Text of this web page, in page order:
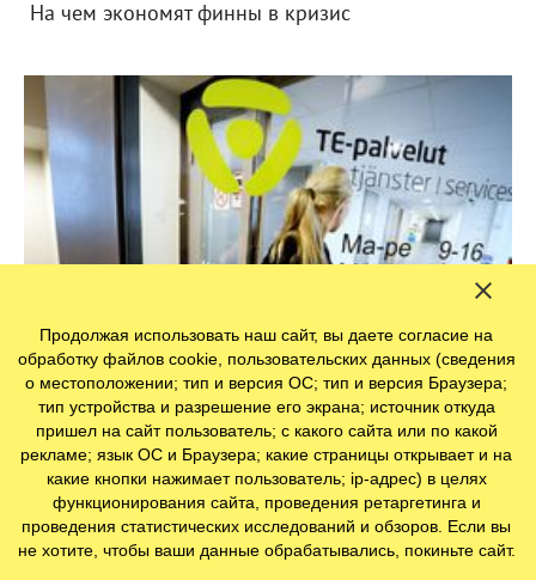
На чем экономят финны в кризис
Как в Финляндии поддерживают граждан в
условиях кризиса
Продолжая использовать наш сайт, вы даете согласие на
обработку файлов cookie, пользовательских данных (сведения
о местоположении; тип и версия ОС; тип и версия Браузера;
тип устройства и разрешение его экрана; источник откуда
пришел на сайт пользователь; с какого сайта или по какой
рекламе; язык ОС и Браузера; какие страницы открывает и на
какие кнопки нажимает пользователь; ip-адрес) в целях
функционирования сайта, проведения ретаргетинга и
проведения статистических исследований и обзоров. Если вы
не хотите, чтобы ваши данные обрабатывались, покиньте сайт.